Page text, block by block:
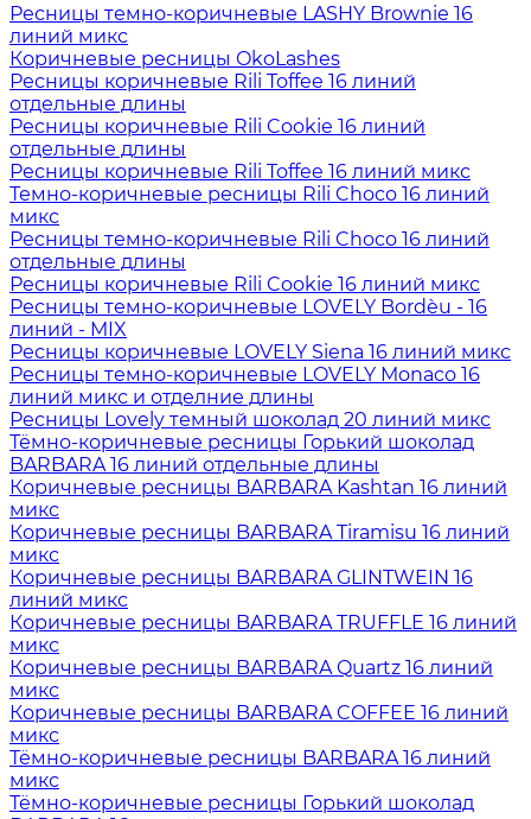
Ресницы темно-коричневые LASHY Brownie 16
линий микс
Коричневые ресницы OkoLashes
Ресницы коричневые Rili Toffee 16 линий
отдельные длины
Ресницы коричневые Rili Cookie 16 линий
отдельные длины
Ресницы коричневые Rili Toffee 16 линий микс
Темно-коричневые ресницы Rili Choco 16 линий
микс
Ресницы темно-коричневые Rili Choco 16 линий
отдельные длины
Ресницы коричневые Rili Cookie 16 линий микс
Ресницы темно-коричневые LOVELY Bordèu - 16
линий - MIX
Ресницы коричневые LOVELY Siena 16 линий микс
Ресницы темно-коричневые LOVELY Monaco 16
линий микс и отделние длины
Ресницы Lovely темный шоколад 20 линий микс
Тёмно-коричневые ресницы Горький шоколад
BARBARA 16 линий отдельные длины
Коричневые ресницы BARBARA Kashtan 16 линий
микс
Коричневые ресницы BARBARA Tiramisu 16 линий
микс
Коричневые ресницы BARBARA GLINTWEIN 16
линий микс
Коричневые ресницы BARBARA TRUFFLE 16 линий
микс
Коричневые ресницы BARBARA Quartz 16 линий
микс
Коричневые ресницы BARBARA COFFEE 16 линий
микс
Тёмно-коричневые ресницы BARBARA 16 линий
микс
Тёмно-коричневые ресницы Горький шоколад